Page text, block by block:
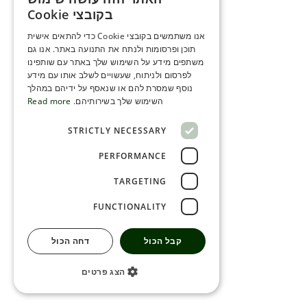
ENGLISH
SERBIA
HEBREW
RUSSIAN
SERBIAN-2
בקובצי Cookie
אנו משתמשים בקובצי Cookie כדי להתאים אישית
תוכן ופרסומות ולנתח את התנועה באתר. אנו גם
משתפים מידע על השימוש שלך באתר עם שותפינו
לפרסום ולניתוח, שעשויים לשלב אותו עם מידע
נוסף שמסרת להם או שנאסף על ידיהם במהלך
השימוש שלך בשירותיהם. Read more
STRICTLY NECESSARY
PERFORMANCE
TARGETING
FUNCTIONALITY
קבל הכול דחה הכול
הצג פרטים